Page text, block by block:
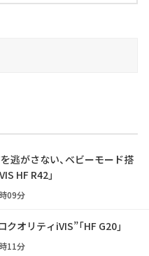
逃がさない、ベビーモード搭
HF R42」
09分
オリティiVIS”「HF G20」
11分